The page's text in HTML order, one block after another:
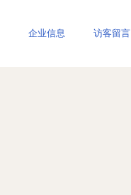
企业信息 访客留言